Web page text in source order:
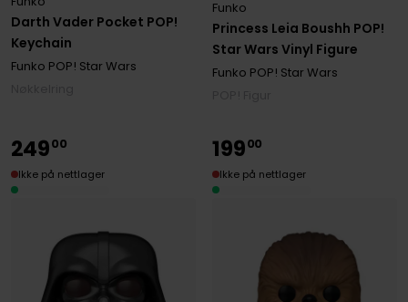
Darth Vader Pocket POP!
Keychain
Funko POP! Star Wars
Princess Leia Boushh POP!
Star Wars Vinyl Figure
Funko
Funko POP! Star Wars
24900
Ikke på nettlager
19900
Ikke på nettlager